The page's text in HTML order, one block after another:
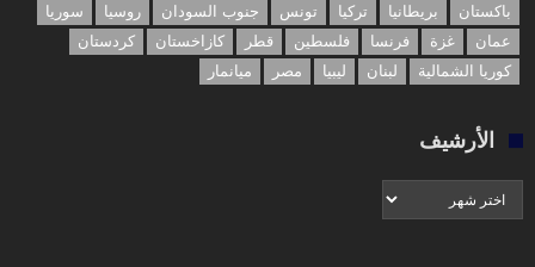
باكستان
بريطانيا تركيا تونس جنوب السودان روسيا
سوريا
عمان
غزة فرنسا فلسطين قطر كازاخستان
كردستان
كوريا الشمالية
لبنان ليبيا مصر ميانمار
الأرشيف
الأرشيف